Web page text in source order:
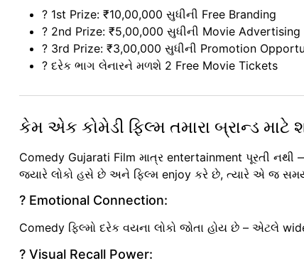
? 1st Prize: ₹10,00,000 સુધીની Free Branding
? 2nd Prize: ₹5,00,000 સુધીની Movie Advertising
? 3rd Prize: ₹3,00,000 સુધીની Promotion
? દરેક ભાગ લેનારને મળશે 2 Free Movie Tickets
કેમ એક કોમેડી ફિલ્મ તમારા બ્રાન્ડ માટે
Comedy Gujarati Film માત્ર entertainment પૂરતી
જ્યારે લોકો હસે છે અને ફિલ્મ enjoy કરે છે, ત્યારે એ જ
? Emotional Connection:
Comedy ફિલ્મો દરેક વયના લોકો જોતા હોય છે – એટલે
? Visual Recall Power: